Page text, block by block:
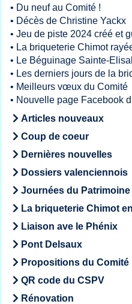
• Du neuf au Comité !
• Décès de Christine Yackx
• Jeu de piste 2024 créé et
• La briqueterie Chimot
• Le Béguinage Sainte-
• Les derniers jours de la
• Meilleurs vœux du Comité
• Nouvelle page Facebook
Articles nouveaux
Coup de coeur
Dernières nouvelles
Dossiers valenciennois
Journées du Patrimoine
La briqueterie Chimot
Liaison ave le Phénix
Pont Delsaux
Propositions du Comité
QR code du CSPV
Rénovation